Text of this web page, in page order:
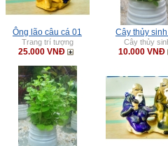
Ông lão câu cá 01
Trang trí tượng
25.000 VNĐ
Cây thủy
Cây thủy
10.000 VNĐ